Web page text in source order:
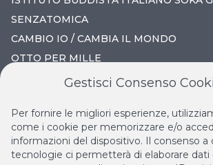
SENZATOMICA
CAMBIO IO / CAMBIA IL MONDO
OTTO PER MILLE
IL VOLO CONTINUO
LA BIBLIOTECA DI NICHIREN
Gestisci Consenso
Per fornire le migliori esperienze,
come i cookie per memorizzare e/o
informazioni del dispositivo. Il consenso a
tecnologie ci permetterà di elaborare dati